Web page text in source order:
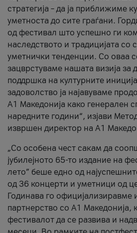
стратегија – да ја приближиме
уметноста до сите граѓани.
од фестивал што успешно ги
наследството и традицијата со
уметнички тенденции. Со оваа
зацврстуваме нашата визија за
поддршка на културните
задоволство ја најавуваме
A1 Македонија како генерален
наредните години“, изјави
извршен директор на A1
„Со особена чест сакам да
јубилејното 65-то издание на
лето” беше едно од
од 36 концерти и уметници од
Годинава го официјализиравме
партнерство со А1 Македонија,
фестивалот да се развива и